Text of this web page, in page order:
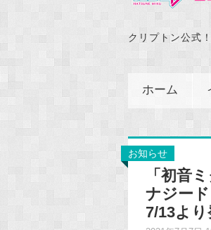
クリプトン公式
ホーム
お知らせ
「初音
ナジー
7/13より